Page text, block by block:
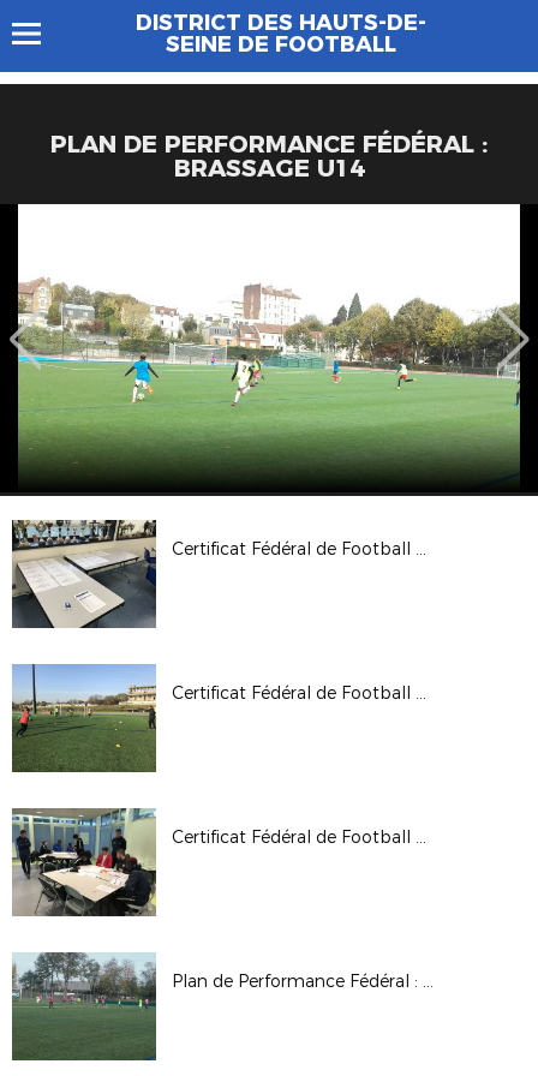
DISTRICT DES HAUTS-DE-
SEINE DE FOOTBALL
PLAN DE PERFORMANCE FÉDÉRAL :
BRASSAGE U14
Certificat Fédéral de Football 1: Module U9 (Mineur)
Certificat Fédéral de Football 1 : Module U11 ES16
Certificat Fédéral de Football 1: Module U9 Chatenay-Malabry
Plan de Performance Fédéral : Brassage U14